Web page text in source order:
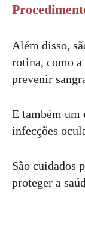
Além disso,
rotina, como a
prevenir
E também um
infecções
São cuidados
proteger a